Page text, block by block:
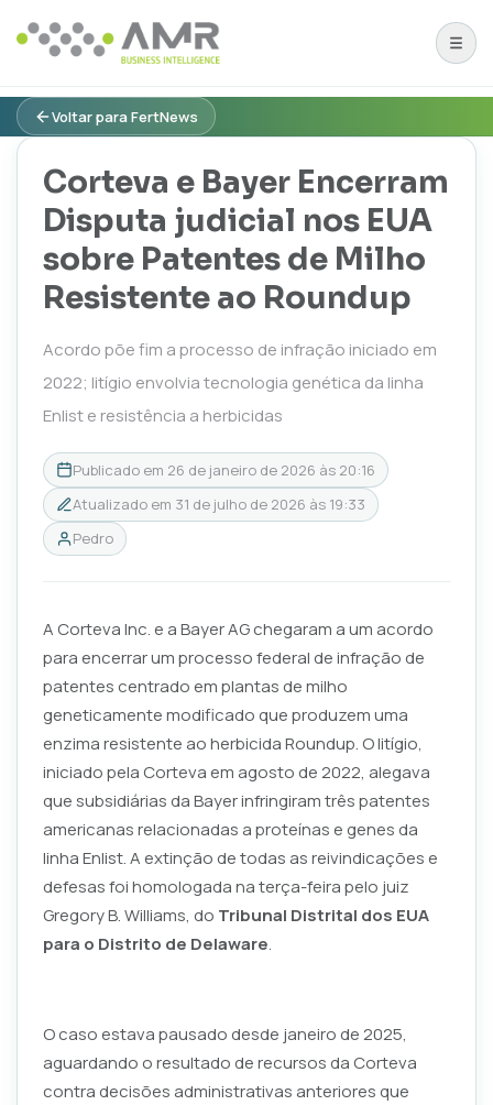
Voltar para FertNews
Corteva e Bayer Encerram
Disputa judicial nos EUA
sobre Patentes de Milho
Resistente ao Roundup
Acordo põe fim a processo de infração iniciado em
2022; litígio envolvia tecnologia genética da linha
Enlist e resistência a herbicidas
Publicado em 26 de janeiro de 2026 às 20:16
Atualizado em 31 de julho de 2026 às 19:33
Pedro
A Corteva Inc. e a Bayer AG chegaram a um acordo
para encerrar um processo federal de infração de
patentes centrado em plantas de milho
geneticamente modificado que produzem uma
enzima resistente ao herbicida Roundup. O litígio,
iniciado pela Corteva em agosto de 2022, alegava
que subsidiárias da Bayer infringiram três patentes
americanas relacionadas a proteínas e genes da
linha Enlist. A extinção de todas as reivindicações e
defesas foi homologada na terça-feira pelo juiz
Gregory B. Williams, do Tribunal Distrital dos EUA
para o Distrito de Delaware.
O caso estava pausado desde janeiro de 2025,
aguardando o resultado de recursos da Corteva
contra decisões administrativas anteriores que